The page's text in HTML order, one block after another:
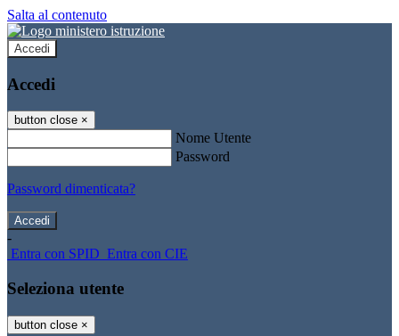
Salta al contenuto
Accedi
Accedi
button close ×
Nome Utente
Password
Password dimenticata?
-
Entra con SPID Entra con CIE
Seleziona utente
button close ×